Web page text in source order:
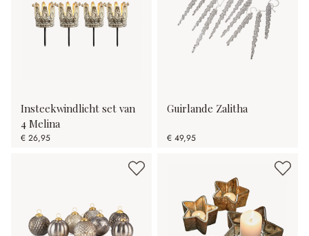
Insteekwindlicht set van
4 Melina
€ 26,95
Guirlande Zalitha
€ 49,95